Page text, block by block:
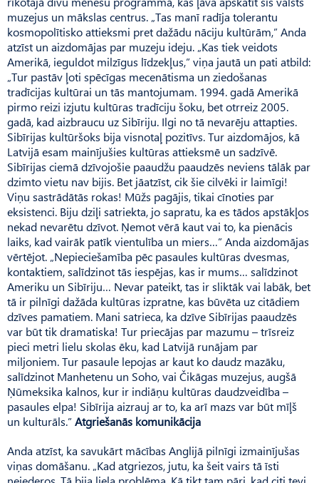
muzejus un mākslas centrus. „Tas manī radīja tolerantu
kosmopolītisko attieksmi pret dažādu nāciju kultūrām,” Anda
atzīst un aizdomājas par muzeju ideju. „Kas tiek veidots
Amerikā, ieguldot milzīgus līdzekļus,” viņa jautā un pati atbild:
„Tur pastāv ļoti spēcīgas mecenātisma un ziedošanas
tradīcijas kultūrai un tās mantojumam. 1994. gadā Amerikā
pirmo reizi izjutu kultūras tradīciju šoku, bet otrreiz 2005.
gadā, kad aizbraucu uz Sibīriju. Ilgi no tā nevarēju attapties.
Sibīrijas kultūršoks bija visnotaļ pozitīvs. Tur aizdomājos, kā
Latvijā esam mainījušies kultūras attieksmē un sadzīvē.
Sibīrijas ciemā dzīvojošie paaudžu paaudzēs neviens tālāk par
dzimto vietu nav bijis. Bet jāatzīst, cik šie cilvēki ir laimīgi!
Viņu sastrādātās rokas! Mūžs pagājis, tikai cīnoties par
eksistenci. Biju dziļi satriekta, jo sapratu, ka es tādos apstākļos
nekad nevarētu dzīvot. Ņemot vērā kaut vai to, ka pienācis
laiks, kad vairāk patīk vientulība un miers…” Anda aizdomājas
vērtējot. „Nepieciešamība pēc pasaules kultūras dvesmas,
kontaktiem, salīdzinot tās iespējas, kas ir mums… salīdzinot
Ameriku un Sibīriju… Nevar pateikt, tas ir sliktāk vai labāk, bet
tā ir pilnīgi dažāda kultūras izpratne, kas būvēta uz citādiem
dzīves pamatiem. Mani satrieca, ka dzīve Sibīrijas paaudzēs
var būt tik dramatiska! Tur priecājas par mazumu – trīsreiz
pieci metri lielu skolas ēku, kad Latvijā runājam par
miljoniem. Tur pasaule lepojas ar kaut ko daudz mazāku,
salīdzinot Manhetenu un Soho, vai Čikāgas muzejus, augšā
Ņūmeksika kalnos, kur ir indiāņu kultūras daudzveidība –
pasaules elpa! Sibīrija aizrauj ar to, ka arī mazs var būt mīļš
un kulturāls.” Atgriešanās komunikācija
Anda atzīst, ka savukārt mācības Anglijā pilnīgi izmainījušas
viņas domāšanu. „Kad atgriezos, jutu, ka šeit vairs tā īsti